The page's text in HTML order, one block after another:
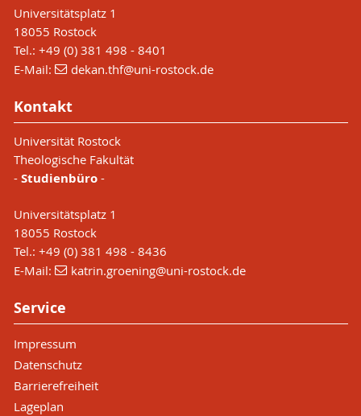
Universitätsplatz 1
18055 Rostock
Tel.: +49 (0) 381 498 - 8401
E-Mail:
dekan.thf@uni-rostock.de
Kontakt
Universität Rostock
Theologische Fakultät
- Studienbüro -
Universitätsplatz 1
18055 Rostock
Tel.: +49 (0) 381 498 - 8436
E-Mail:
katrin.groening@uni-rostock.de
Service
Impressum
Datenschutz
Barrierefreiheit
Lageplan